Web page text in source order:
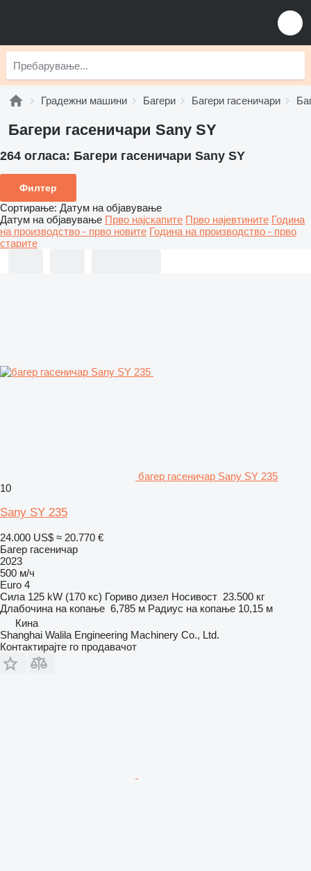
Градежни машини Багери Багери гасеничари
Багери гасеничари Sany SY
264 огласа: Багери гасеничари Sany SY
Филтер
Сортирање: Датум на објавување
Датум на објавување Прво најскапите Прво најевтините Година
на производство - прво новите Година на производство - прво
старите
багер гасеничар Sany SY 235
10
Sany SY 235
24.000 US$ ≈ 20.770 €
Багер гасеничар
2023
500 м/ч
Euro 4
Сила 125 kW (170 кс) Гориво дизел Носивост 23.500 кг
Длабочина на копање 6,785 м Радиус на копање 10,15 м
Кина
Shanghai Walila Engineering Machinery Co., Ltd.
Контактирајте го продавачот